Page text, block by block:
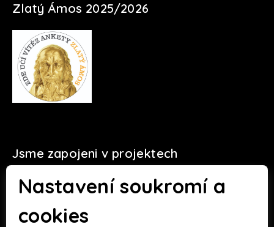
Nastavení soukromí a
cookies
Zlatý Ámos 2025/2026
Jsme zapojeni v projektech